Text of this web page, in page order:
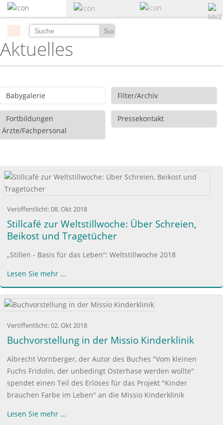
zum
Hauptinhalt
Suchen
Aktuelles
Babygalerie Filter/Archiv
Fortbildungen
Ärzte/Fachpersonal
Pressekontakt
Veröffentlicht:08. Okt 2018
Stillcafé zur Weltstillwoche: Über Schreien,
Beikost und Tragetücher
„Stillen - Basis für das Leben“: Weltstillwoche 2018
Lesen Sie mehr ...
Veröffentlicht:02. Okt 2018
Buchvorstellung in der Missio Kinderklinik
Albrecht Vornberger, der Autor des Buches "Vom kleinen
Fuchs Fridolin, der unbedingt Osterhase werden wollte"
spendet einen Teil des Erlöses für das Projekt "Kinder
brauchen Farbe im Leben" an die Missio Kinderklinik
Lesen Sie mehr ...